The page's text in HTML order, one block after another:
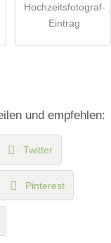
Hochzeitsfotograf-
Eintrag
und empfehlen:
Twitter
Pinterest